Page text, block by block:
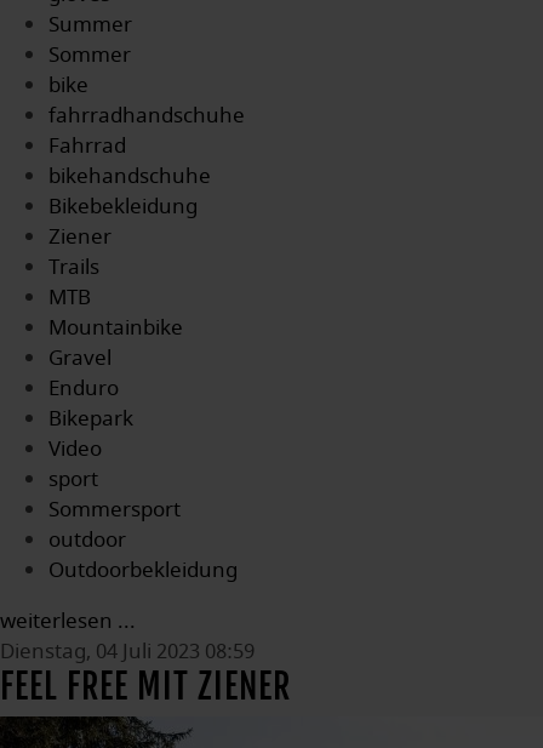
Summer
Sommer
bike
fahrradhandschuhe
Fahrrad
bikehandschuhe
Bikebekleidung
Ziener
Trails
MTB
Mountainbike
Gravel
Enduro
Bikepark
Video
sport
Sommersport
outdoor
Outdoorbekleidung
weiterlesen ...
Dienstag, 04 Juli 2023 08:59
FEEL FREE MIT ZIENER